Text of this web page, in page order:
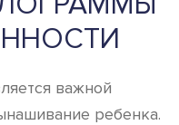
важной
ребенка.